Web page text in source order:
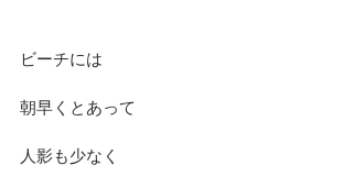
ビーチには
朝早くとあって
人影も少なく